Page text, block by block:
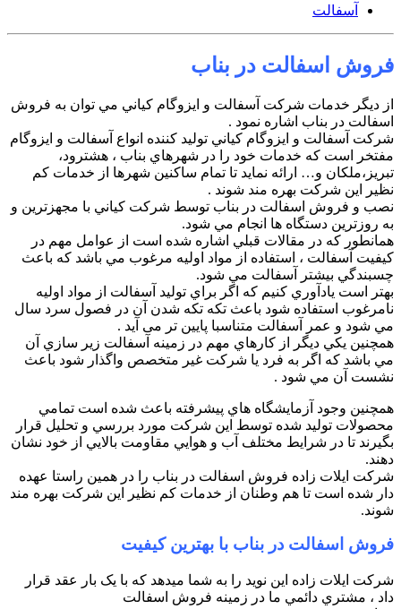
آسفالت
فروش اسفالت در بناب
از ديگر خدمات شرکت آسفالت و ايزوگام کياني مي توان به فروش
اسفالت در بناب اشاره نمود .
شرکت آسفالت و ايزوگام کياني توليد کننده انواع آسفالت و ايزوگام
مفتخر است که خدمات خود را در شهرهاي بناب ، هشترود،
تبريز،ملکان و… ارائه نمايد تا تمام ساکنين شهرها از خدمات کم
نظير اين شرکت بهره مند شوند .
نصب و فروش اسفالت در بناب توسط شرکت کياني با مجهزترين و
به روزترين دستگاه ها انجام مي شود.
همانطور که در مقالات قبلي اشاره شده است از عوامل مهم در
کيفيت آسفالت ، استفاده از مواد اوليه مرغوب مي باشد که باعث
چسبندگي بيشتر آسفالت مي شود.
بهتر است يادآوري کنيم که اگر براي توليد آسفالت از مواد اوليه
نامرغوب استفاده شود باعث تکه تکه شدن آن در فصول سرد سال
مي شود و عمر آسفالت متناسبا پایین تر می آید .
همچنين يکي ديگر از کارهاي مهم در زمينه آسفالت زير سازي آن
مي باشد که اگر به فرد يا شرکت غير متخصص واگذار شود باعث
نشست آن مي شود .
همچنين وجود آزمايشگاه هاي پيشرفته باعث شده است تمامي
محصولات توليد شده توسط اين شرکت مورد بررسي و تحليل قرار
بگيرند تا در شرايط مختلف آب و هوايي مقاومت بالايي از خود نشان
دهند.
شرکت ايلات زاده فروش اسفالت در بناب را در همين راستا عهده
دار شده است تا هم وطنان از خدمات کم نظير اين شرکت بهره مند
شوند.
فروش اسفالت در بناب با بهترین کیفیت
شرکت ايلات زاده اين نويد را به شما ميدهد که با يک بار عقد قرار
داد ، مشتري دائمي ما در زمينه فروش اسفالت